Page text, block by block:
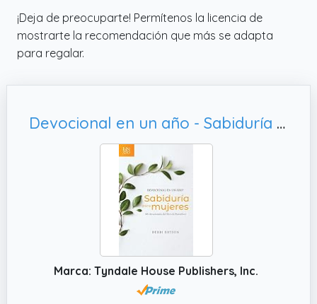
¡Deja de preocuparte! Permítenos la licencia de
mostrarte la recomendación que más se adapta
para regalar.
Devocional en un año - Sabiduría para mujeres: 365 devocionales del libro de Proverbios
Marca: Tyndale House Publishers, Inc.